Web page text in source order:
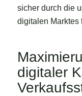
sicher durch die
digitalen Marktes
digitaler